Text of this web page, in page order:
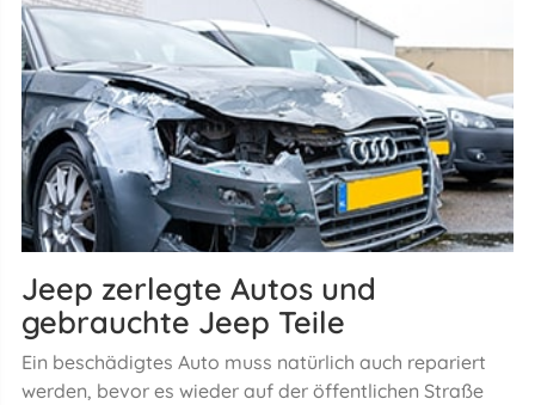
Jeep zerlegte Autos und
gebrauchte Jeep Teile
Ein beschädigtes Auto muss natürlich auch repariert
werden, bevor es wieder auf der öffentlichen Straße